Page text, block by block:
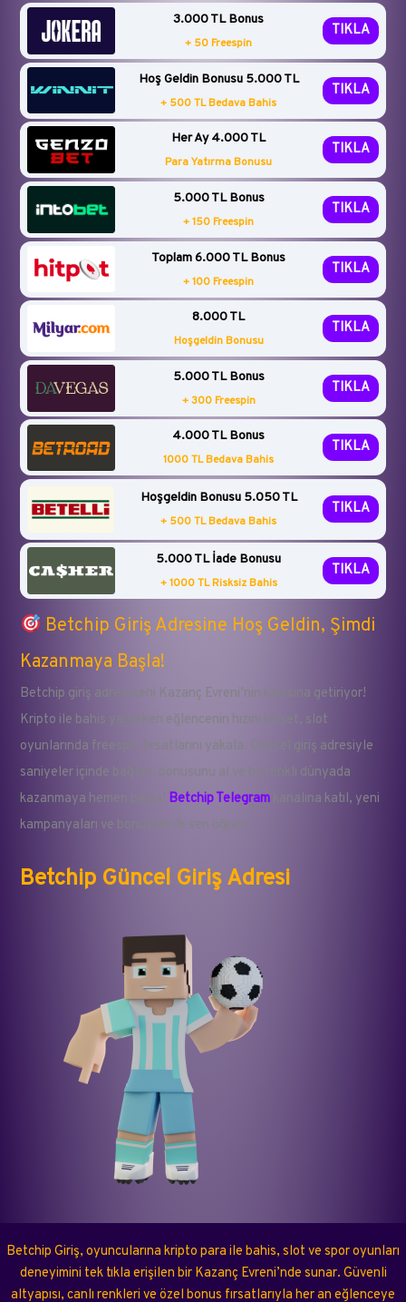
3.000 TL Bonus
+ 50 Freespin
TIKLA
Hoş Geldin Bonusu 5.000 TL
+ 500 TL Bedava Bahis
TIKLA
Her Ay 4.000 TL
Para Yatırma Bonusu
TIKLA
5.000 TL Bonus
+ 150 Freespin
TIKLA
Toplam 6.000 TL Bonus
+ 100 Freespin
TIKLA
8.000 TL
Hoşgeldin Bonusu
TIKLA
5.000 TL Bonus
+ 300 Freespin
TIKLA
4.000 TL Bonus
1000 TL Bedava Bahis
TIKLA
Hoşgeldin Bonusu 5.050 TL
+ 500 TL Bedava Bahis
TIKLA
5.000 TL İade Bonusu
+ 1000 TL Risksiz Bahis
TIKLA
Betchip Giriş Adresine Hoş Geldin, Şimdi
Kazanmaya Başla!
Betchip giriş adresi seni Kazanç Evreni’nin kapısına getiriyor!
Kripto ile bahis yaparken eğlencenin hızını hisset, slot
oyunlarında freespin fırsatlarını yakala. Güncel giriş adresiyle
saniyeler içinde bağlan, bonusunu al ve bu renkli dünyada
kazanmaya hemen başla! Betchip Telegram kanalına katıl, yeni
kampanyaları ve bonusları ilk sen öğren.
Betchip Güncel Giriş Adresi
Betchip Giriş, oyuncularına kripto para ile bahis, slot ve spor oyunları
deneyimini tek tıkla erişilen bir Kazanç Evreni’nde sunar. Güvenli
altyapısı, canlı renkleri ve özel bonus fırsatlarıyla her an eğlenceye